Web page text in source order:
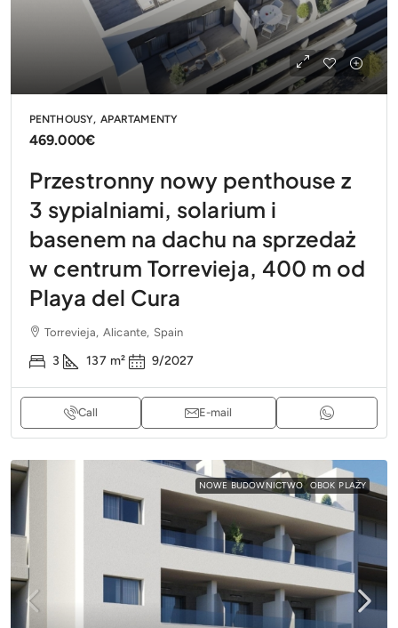
PENTHOUSY, APARTAMENTY
469.000€
Przestronny nowy penthouse z
3 sypialniami, solarium i
basenem na dachu na sprzedaż
w centrum Torrevieja, 400 m od
Playa del Cura
Torrevieja, Alicante, Spain
3 137 m² 9/2027
Call E-mail
NOWE BUDOWNICTWO OBOK PLAŻY